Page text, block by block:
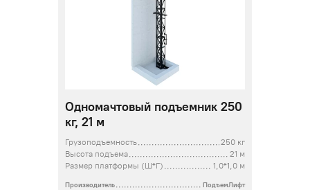
Одномачтовый подъемник 250
кг, 21 м
Грузоподъемность
250 кг
Высота подъема
21 м
Размер платформы (Ш*Г)
1,0*1,0 м
Производитель ПодъемЛифт